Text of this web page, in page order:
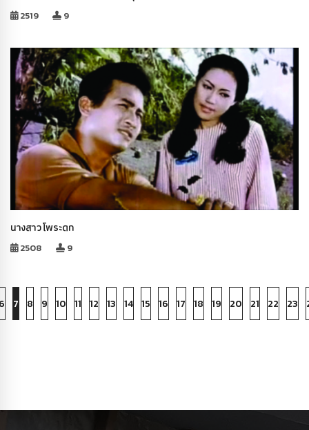
2519 9
นางสาวโพระดก
2508 9
7 8 9 10 11 12 13 14 15 16 17 18 19 20 21 22 23